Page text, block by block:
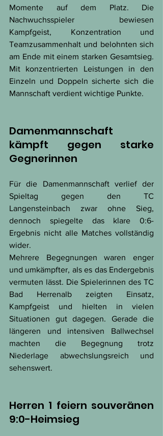
Momente auf dem Platz. Die
Nachwuchsspieler bewiesen
Kampfgeist, Konzentration und
Teamzusammenhalt und belohnten sich
am Ende mit einem starken Gesamtsieg.
Mit konzentrierten Leistungen in den
Einzeln und Doppeln sicherte sich die
Mannschaft verdient wichtige Punkte.
Damenmannschaft
kämpft gegen starke
Gegnerinnen
Für die Damenmannschaft verlief der
Spieltag gegen den TC
Langensteinbach zwar ohne Sieg,
dennoch spiegelte das klare 0:6-
Ergebnis nicht alle Matches vollständig
wider.
Mehrere Begegnungen waren enger
und umkämpfter, als es das Endergebnis
vermuten lässt. Die Spielerinnen des TC
Bad Herrenalb zeigten Einsatz,
Kampfgeist und hielten in vielen
Situationen gut dagegen. Gerade die
längeren und intensiven Ballwechsel
machten die Begegnung trotz
Niederlage abwechslungsreich und
sehenswert.
Herren 1 feiern souveränen
9:0-Heimsieg